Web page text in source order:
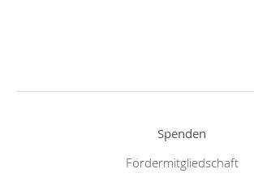
Spenden
Fördermitgliedschaft